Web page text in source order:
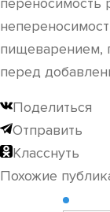
пищеварением,
перед
Поделиться
Отправить
Класснуть
Похожие